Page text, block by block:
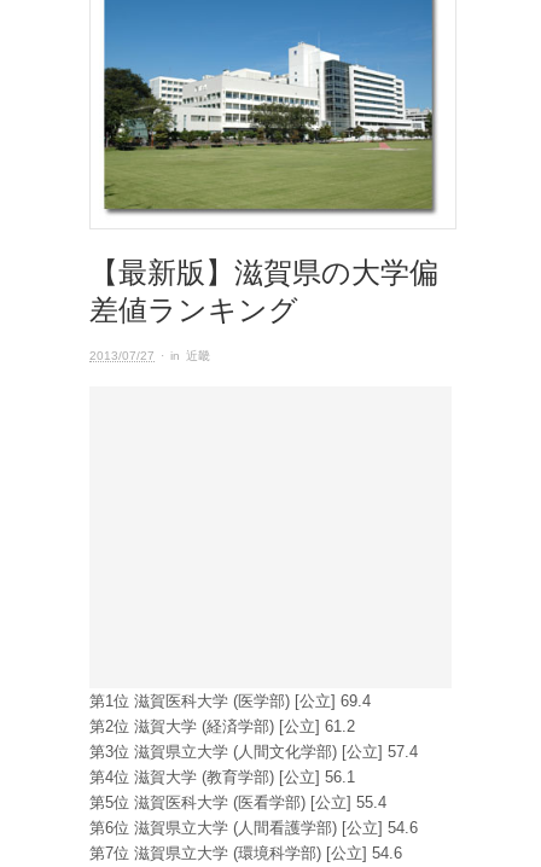
【最新版】滋賀県の大学偏
差値ランキング
2013/07/27 · in 近畿
第1位 滋賀医科大学 (医学部) [公立] 69.4
第2位 滋賀大学 (経済学部) [公立] 61.2
第3位 滋賀県立大学 (人間文化学部) [公立] 57.4
第4位 滋賀大学 (教育学部) [公立] 56.1
第5位 滋賀医科大学 (医看学部) [公立] 55.4
第6位 滋賀県立大学 (人間看護学部) [公立] 54.6
第7位 滋賀県立大学 (環境科学部) [公立] 54.6